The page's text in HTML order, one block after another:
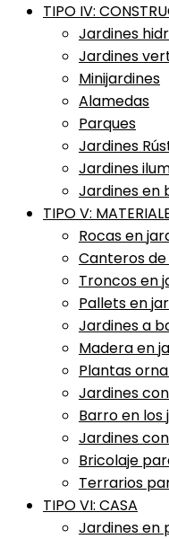
TIPO IV:
Jardines
Jardines
Minijardines
Alamedas
Parques
Jardines
Jardines
Jardines en
TIPO V:
Rocas en
Canteros
Troncos en
Pallets en
Jardines a
Madera en
Plantas
Jardines
Barro en los
Jardines
Bricolaje
Terrarios
TIPO VI: CASA
Jardines en